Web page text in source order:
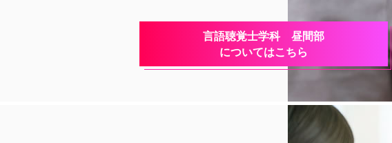
言語聴覚士学科 昼間部
についてはこちら